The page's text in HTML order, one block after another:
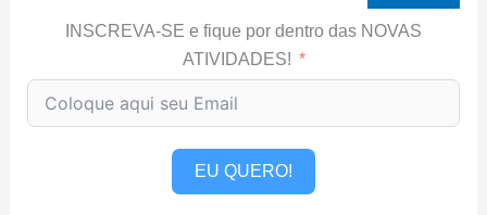
INSCREVA-SE e fique por dentro das NOVAS
ATIVIDADES!
EU QUERO!